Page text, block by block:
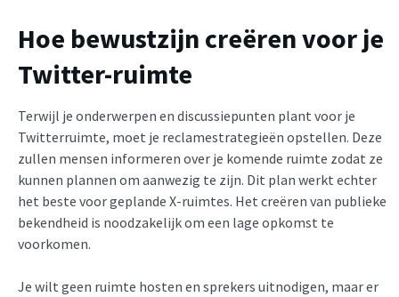
Hoe bewustzijn creëren voor je
Twitter-ruimte
Terwijl je onderwerpen en discussiepunten plant voor je
Twitterruimte, moet je reclamestrategieën opstellen. Deze
zullen mensen informeren over je komende ruimte zodat ze
kunnen plannen om aanwezig te zijn. Dit plan werkt echter
het beste voor geplande X-ruimtes. Het creëren van publieke
bekendheid is noodzakelijk om een lage opkomst te
voorkomen.
Je wilt geen ruimte hosten en sprekers uitnodigen, maar er